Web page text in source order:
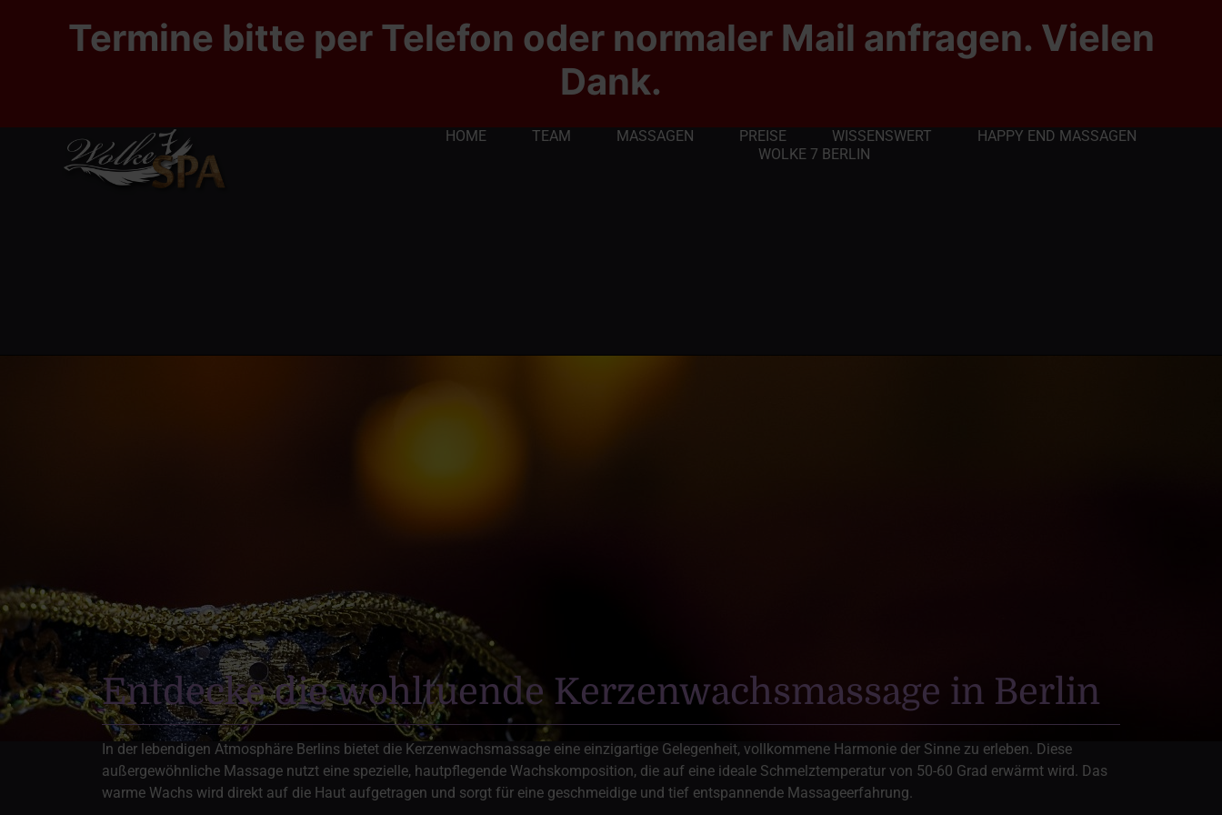
Termine bitte per Telefon oder normaler Mail anfragen. Vielen
Dank.
HOME TEAM MASSAGEN PREISE WISSENSWERT
HAPPY END MASSAGEN
WOLKE 7 BERLIN
Entdecke die wohltuende Kerzenwachsmassage in Berlin
In der lebendigen Atmosphäre Berlins bietet die Kerzenwachsmassage eine einzigartige Gelegenheit, vollkommene Harmonie der Sinne zu erleben. Diese
außergewöhnliche Massage nutzt eine spezielle, hautpflegende Wachskomposition, die auf eine ideale Schmelztemperatur von 50-60 Grad erwärmt wird. Das
warme Wachs wird direkt auf die Haut aufgetragen und sorgt für eine geschmeidige und tief entspannende Massageerfahrung.